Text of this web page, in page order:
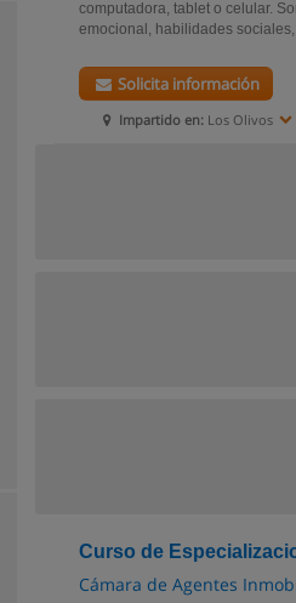
computadora, tablet o celular.
emocional, habilidades
Impartido en: Los Olivos
Solicita información
Curso de
Cámara de Agentes